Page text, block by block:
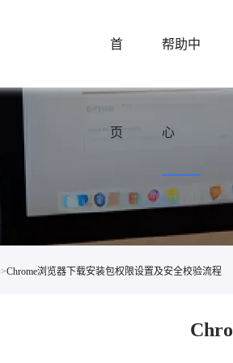
首
页
帮助中
心
>Chrome浏览器下载安装包权限设置及安全校验流程